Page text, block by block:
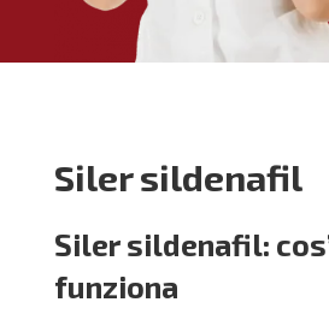
Siler sildenafil
Siler sildenafil:
funziona